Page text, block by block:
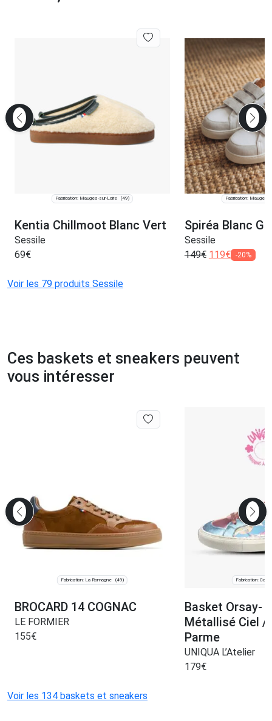
Fabrication: Mauges-sur-Loire (49)
Kentia Chillmoot Blanc Vert
Sessile
69€
Fabrication: Mauges-
Spiréa Blanc
Sessile
149€ 119€ -20%
Voir les 79 produits Sessile
Ces baskets et sneakers peuvent
vous intéresser
Fabrication: La Romagne (49)
BROCARD 14 COGNAC
LE FORMIER
155€
Fabrication:
Basket Orsay-
Métallisé Ciel /
Parme
UNIQUA L’Atelier
179€
Voir les 134 baskets et sneakers